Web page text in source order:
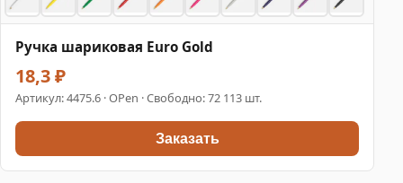
Ручка шариковая Euro Gold
18,3 ₽
Артикул:4475.6 · OPen · Свободно: 72 113 шт.
Заказать